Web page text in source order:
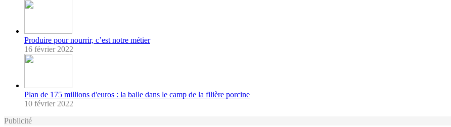
Produire pour nourrir, c’est notre métier
16 février 2022
Plan de 175 millions d'euros : la balle dans le camp de la filière porcine
10 février 2022
Publicité